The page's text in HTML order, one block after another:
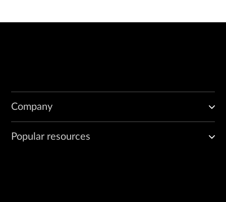
Company
Popular resources